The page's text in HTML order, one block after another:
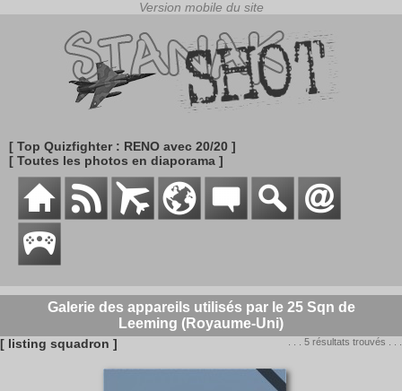
[ Top Quizfighter : RENO avec 20/20 ]
[ Toutes les photos en diaporama ]
Galerie des appareils utilisés par le 25 Sqn de
Leeming (Royaume-Uni)
[ listing squadron ] . . . 5 résultats trouvés . . .